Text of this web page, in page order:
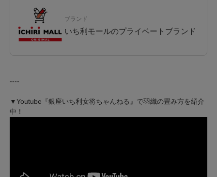
ブランド
いち利モールのプライベートブランド
----
▼Youtube『銀座いち利女将ちゃんねる』で羽織の畳み方を紹介
中！